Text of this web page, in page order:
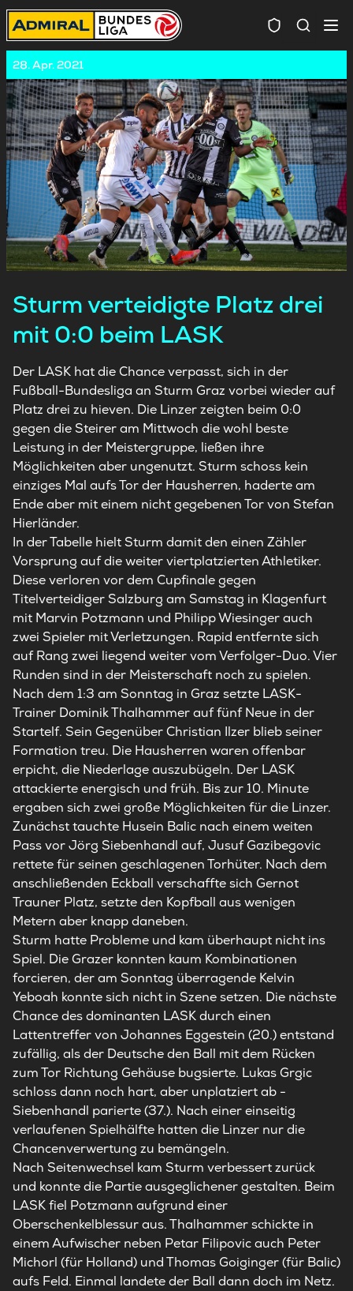
28. Apr. 2021
Sturm verteidigte Platz drei
mit 0:0 beim LASK
Der LASK hat die Chance verpasst, sich in der
Fußball-Bundesliga an Sturm Graz vorbei wieder auf
Platz drei zu hieven. Die Linzer zeigten beim 0:0
gegen die Steirer am Mittwoch die wohl beste
Leistung in der Meistergruppe, ließen ihre
Möglichkeiten aber ungenutzt. Sturm schoss kein
einziges Mal aufs Tor der Hausherren, haderte am
Ende aber mit einem nicht gegebenen Tor von Stefan
Hierländer.
In der Tabelle hielt Sturm damit den einen Zähler
Vorsprung auf die weiter viertplatzierten Athletiker.
Diese verloren vor dem Cupfinale gegen
Titelverteidiger Salzburg am Samstag in Klagenfurt
mit Marvin Potzmann und Philipp Wiesinger auch
zwei Spieler mit Verletzungen. Rapid entfernte sich
auf Rang zwei liegend weiter vom Verfolger-Duo. Vier
Runden sind in der Meisterschaft noch zu spielen.
Nach dem 1:3 am Sonntag in Graz setzte LASK-
Trainer Dominik Thalhammer auf fünf Neue in der
Startelf. Sein Gegenüber Christian Ilzer blieb seiner
Formation treu. Die Hausherren waren offenbar
erpicht, die Niederlage auszubügeln. Der LASK
attackierte energisch und früh. Bis zur 10. Minute
ergaben sich zwei große Möglichkeiten für die Linzer.
Zunächst tauchte Husein Balic nach einem weiten
Pass vor Jörg Siebenhandl auf, Jusuf Gazibegovic
rettete für seinen geschlagenen Torhüter. Nach dem
anschließenden Eckball verschaffte sich Gernot
Trauner Platz, setzte den Kopfball aus wenigen
Metern aber knapp daneben.
Sturm hatte Probleme und kam überhaupt nicht ins
Spiel. Die Grazer konnten kaum Kombinationen
forcieren, der am Sonntag überragende Kelvin
Yeboah konnte sich nicht in Szene setzen. Die nächste
Chance des dominanten LASK durch einen
Lattentreffer von Johannes Eggestein (20.) entstand
zufällig, als der Deutsche den Ball mit dem Rücken
zum Tor Richtung Gehäuse bugsierte. Lukas Grgic
schloss dann noch hart, aber unplatziert ab -
Siebenhandl parierte (37.). Nach einer einseitig
verlaufenen Spielhälfte hatten die Linzer nur die
Chancenverwertung zu bemängeln.
Nach Seitenwechsel kam Sturm verbessert zurück
und konnte die Partie ausgeglichener gestalten. Beim
LASK fiel Potzmann aufgrund einer
Oberschenkelblessur aus. Thalhammer schickte in
einem Aufwischer neben Petar Filipovic auch Peter
Michorl (für Holland) und Thomas Goiginger (für Balic)
aufs Feld. Einmal landete der Ball dann doch im Netz.